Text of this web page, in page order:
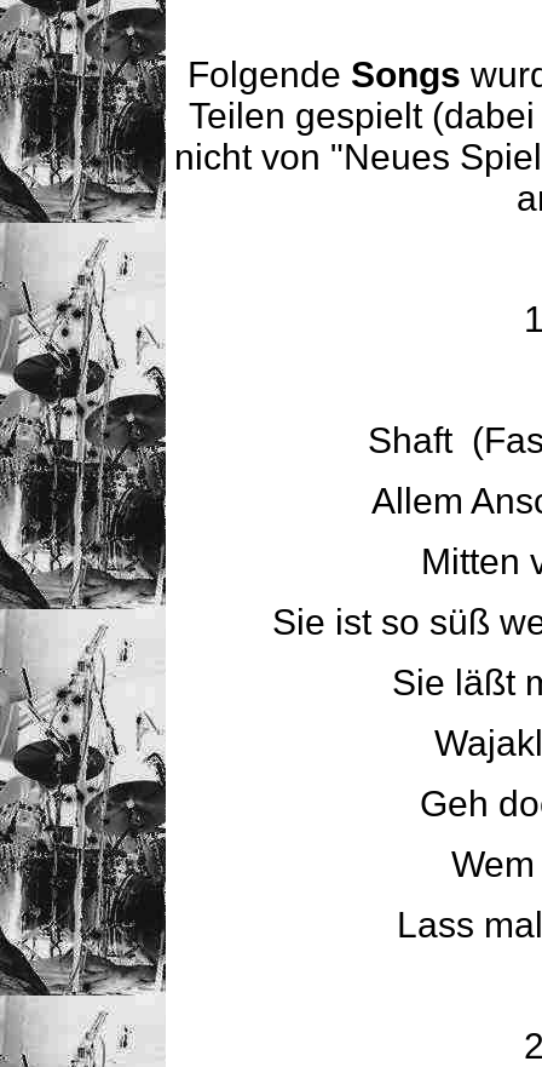
Folgende Songs
Teilen gespielt
nicht von "Neues
Shaft
Allem
Mitten
Sie ist so süß
Sie läßt
Geh
Lass